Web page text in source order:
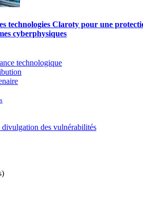
technologies Claroty pour une
cyberphysiques
technologique
divulgation des vulnérabilités